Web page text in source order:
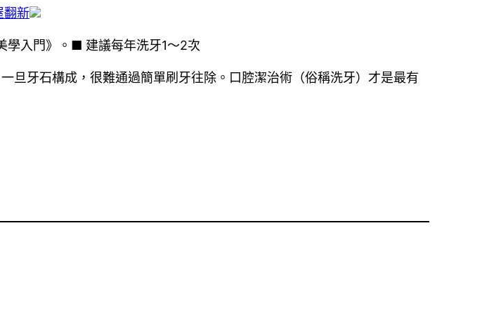
翻新
學入門》。■ 建議每年洗牙1～2次
旦牙石構成，很難通過簡單刷牙往除。口腔潔治術（俗稱洗牙）才是最有